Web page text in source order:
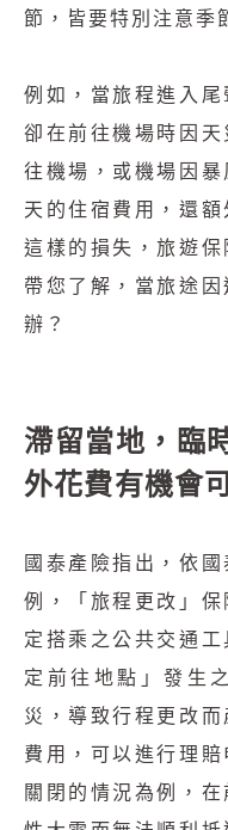
節，皆要特別注意季
例如，當旅程進入尾
卻在前往機場時因
往機場，或機場因
天的住宿費用，還
這樣的損失，旅遊
帶您了解，當旅途
辦？
滯留當地，臨
外花費有機會
國泰產險指出，依
例，「旅程更改」
定搭乘之公共交通
定前往地點」發生
災，導致行程更改
費用，可以進行理
關閉的情況為例，